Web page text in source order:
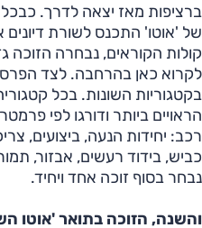
ברציפות מאז יצאה לדרך.
של 'אוטו' התכנס לשורת דיונים
קולות הקוראים, נבחרה הזוכה
לקרוא כאן בהרחבה. לצד הפרס
בקטגוריות השונות. בכל
הראויים ביותר ודורגו לפי
רכב: יחידות הנעה, ביצועים,
כביש, בידוד רעשים, אבזור,
נבחר בסוף זוכה אחד ויחיד.